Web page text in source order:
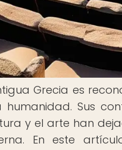
Grecia es
humanidad. Sus
y el arte han
En este